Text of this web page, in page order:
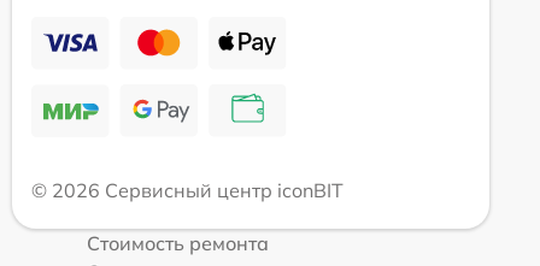
© 2026 Сервисный центр iconBIT
Стоимость ремонта